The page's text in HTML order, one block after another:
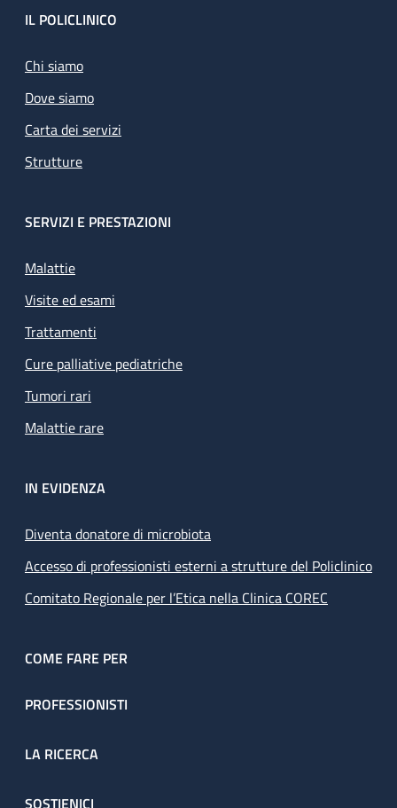
Footer
IL POLICLINICO
Chi siamo
Dove siamo
Carta dei servizi
Strutture
SERVIZI E PRESTAZIONI
Malattie
Visite ed esami
Trattamenti
Cure palliative pediatriche
Tumori rari
Malattie rare
IN EVIDENZA
Diventa donatore di microbiota
Accesso di professionisti esterni a strutture del Policlinico
Comitato Regionale per l’Etica nella Clinica COREC
COME FARE PER
PROFESSIONISTI
LA RICERCA
SOSTIENICI